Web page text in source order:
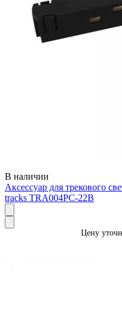
В наличии
Аксессуар для трекового
tracks TRA004PC-22B
Цену